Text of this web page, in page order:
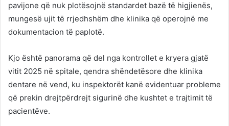
pavijone që nuk plotësojnë standardet bazë të higjienës,
mungesë ujit të rrjedhshëm dhe klinika që operojnë me
dokumentacion të paplotë.
Kjo është panorama që del nga kontrollet e kryera gjatë
vitit 2025 në spitale, qendra shëndetësore dhe klinika
dentare në vend, ku inspektorët kanë evidentuar probleme
që prekin drejtpërdrejt sigurinë dhe kushtet e trajtimit të
pacientëve.